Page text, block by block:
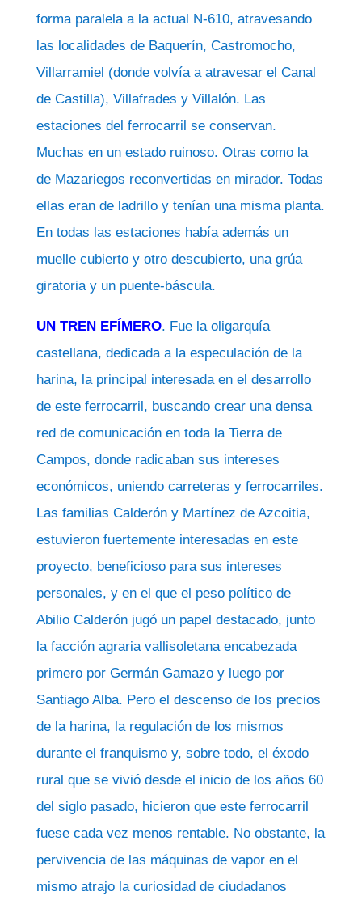
forma paralela a la actual N-610, atravesando
las localidades de Baquerín, Castromocho,
Villarramiel (donde volvía a atravesar el Canal
de Castilla), Villafrades y Villalón. Las
estaciones del ferrocarril se conservan.
Muchas en un estado ruinoso. Otras como la
de Mazariegos reconvertidas en mirador. Todas
ellas eran de ladrillo y tenían una misma planta.
En todas las estaciones había además un
muelle cubierto y otro descubierto, una grúa
giratoria y un puente-báscula.
UN TREN EFÍMERO. Fue la oligarquía
castellana, dedicada a la especulación de la
harina, la principal interesada en el desarrollo
de este ferrocarril, buscando crear una densa
red de comunicación en toda la Tierra de
Campos, donde radicaban sus intereses
económicos, uniendo carreteras y ferrocarriles.
Las familias Calderón y Martínez de Azcoitia,
estuvieron fuertemente interesadas en este
proyecto, beneficioso para sus intereses
personales, y en el que el peso político de
Abilio Calderón jugó un papel destacado, junto
la facción agraria vallisoletana encabezada
primero por Germán Gamazo y luego por
Santiago Alba. Pero el descenso de los precios
de la harina, la regulación de los mismos
durante el franquismo y, sobre todo, el éxodo
rural que se vivió desde el inicio de los años 60
del siglo pasado, hicieron que este ferrocarril
fuese cada vez menos rentable. No obstante, la
pervivencia de las máquinas de vapor en el
mismo atrajo la curiosidad de ciudadanos